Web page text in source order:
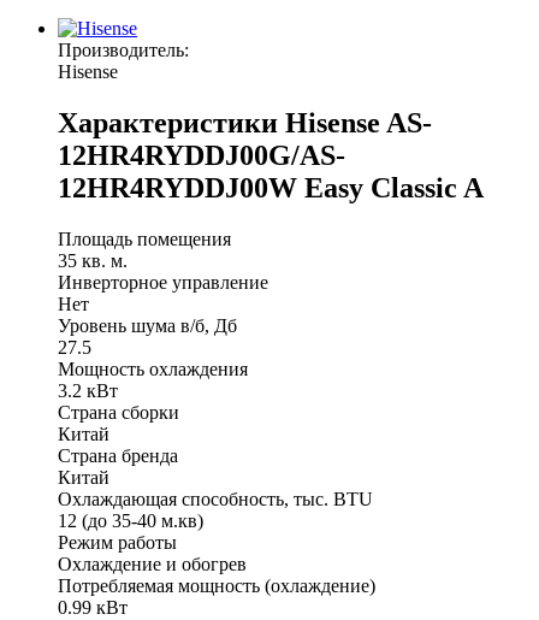
Производитель:
Hisense
Характеристики Hisense AS-
12HR4RYDDJ00G/AS-
12HR4RYDDJ00W Easy Classic A
Площадь помещения
35 кв. м.
Инверторное управление
Нет
Уровень шума в/б, Дб
27.5
Мощность охлаждения
3.2 кВт
Страна сборки
Китай
Страна бренда
Китай
Охлаждающая способность, тыс. BTU
12 (до 35-40 м.кв)
Режим работы
Охлаждение и обогрев
Потребляемая мощность (охлаждение)
0.99 кВт